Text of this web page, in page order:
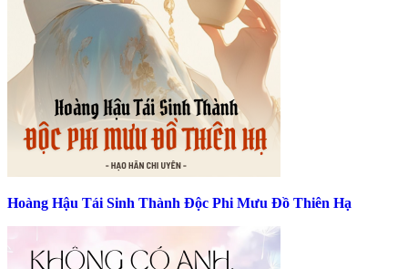
Hoàng Hậu Tái Sinh Thành Độc Phi Mưu Đồ Thiên Hạ